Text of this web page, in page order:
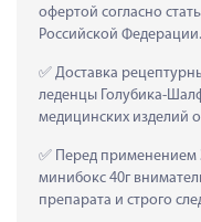
офертой согласно
Российской Федерации.
Доставка
леденцы Голубика-
медицинских изделий
Перед применением
минибокс 40г
препарата и строго